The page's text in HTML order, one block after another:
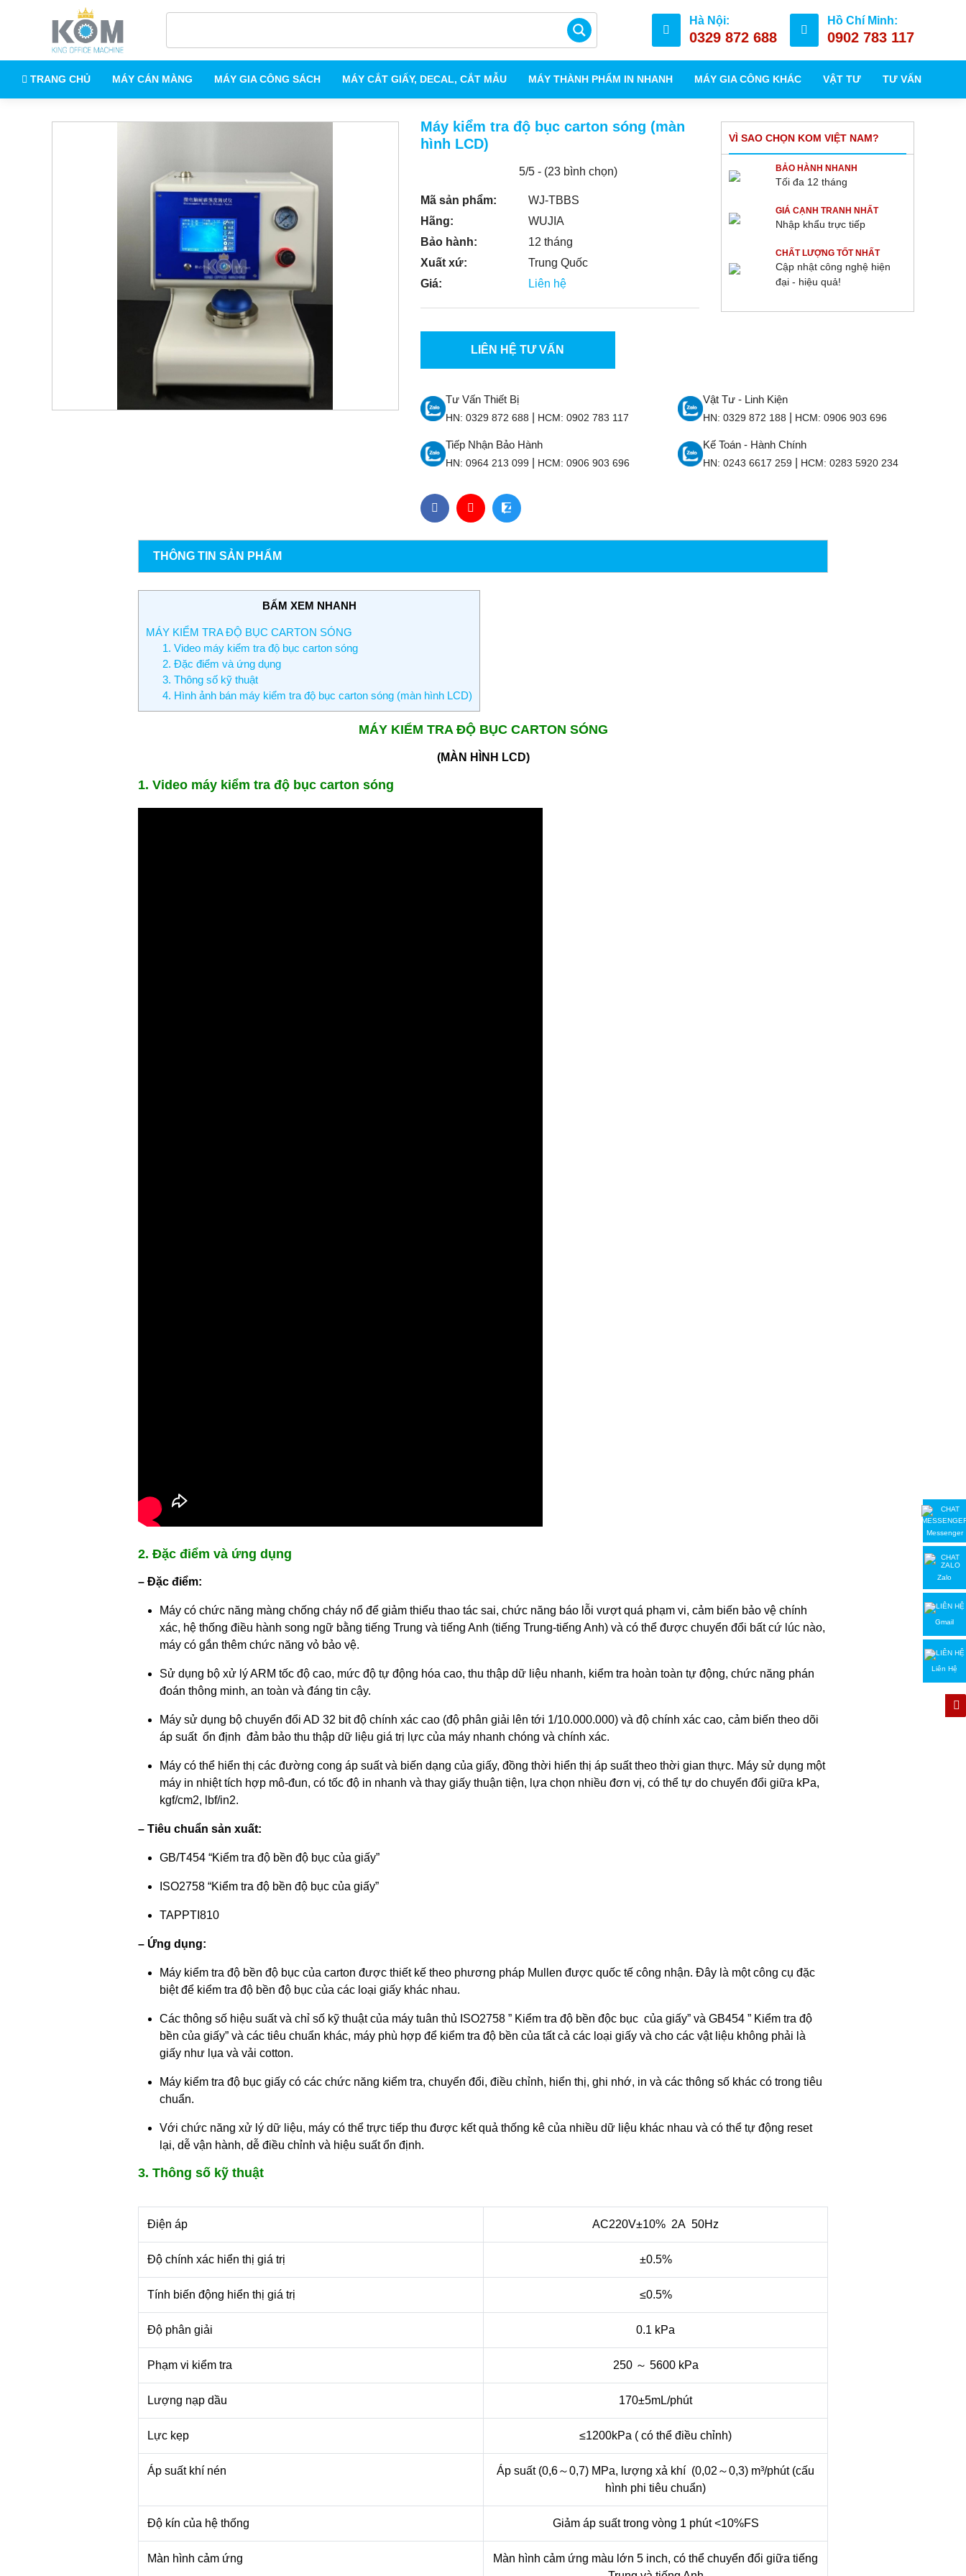
Hà Nội:
0329 872 688
Hồ Chí Minh:
0902 783 117
TRANG CHỦ MÁY CÁN MÀNG MÁY GIA CÔNG SÁCH MÁY CẮT GIẤY, DECAL, CẮT MẪU MÁY THÀNH PHẨM IN NHANH MÁY GIA CÔNG KHÁC VẬT TƯ TƯ VẤN
Máy kiểm tra độ bục carton sóng (màn
hình LCD)
5/5 - (23 bình chọn)
Mã sản phẩm:
WJ-TBBS
Hãng:
WUJIA
Bảo hành:
12 tháng
Xuất xứ:
Trung Quốc
Giá:
Liên hệ
LIÊN HỆ TƯ VẤN
VÌ SAO CHỌN KOM VIỆT NAM?
BẢO HÀNH NHANH
Tối đa 12 tháng
GIÁ CẠNH TRANH NHẤT
Nhập khẩu trực tiếp
CHẤT LƯỢNG TỐT NHẤT
Cập nhật công nghệ hiện
đại - hiệu quả!
Tư Vấn Thiết Bị
HN: 0329 872 688 HCM: 0902 783 117
Vật Tư - Linh Kiện
HN: 0329 872 188 HCM: 0906 903 696
Tiếp Nhận Bảo Hành
HN: 0964 213 099 HCM: 0906 903 696
Kế Toán - Hành Chính
HN: 0243 6617 259 HCM: 0283 5920 234
THÔNG TIN SẢN PHẨM
BẤM XEM NHANH
MÁY KIỂM TRA ĐỘ BỤC CARTON SÓNG
1. Video máy kiểm tra độ bục carton sóng
2. Đặc điểm và ứng dụng
3. Thông số kỹ thuật
4. Hình ảnh bán máy kiểm tra độ bục carton sóng (màn hình LCD)
MÁY KIỂM TRA ĐỘ BỤC CARTON SÓNG
(MÀN HÌNH LCD)
1. Video máy kiểm tra độ bục carton sóng
2. Đặc điểm và ứng dụng
– Đặc điểm:
Máy có chức năng màng chống cháy nổ để giảm thiểu thao tác sai, chức năng báo lỗi vượt quá phạm vi, cảm biến bảo vệ chính
xác, hệ thống điều hành song ngữ bằng tiếng Trung và tiếng Anh (tiếng Trung-tiếng Anh) và có thể được chuyển đổi bất cứ lúc nào,
máy có gắn thêm chức năng vỏ bảo vệ.
Sử dụng bộ xử lý ARM tốc độ cao, mức độ tự động hóa cao, thu thập dữ liệu nhanh, kiểm tra hoàn toàn tự động, chức năng phán
đoán thông minh, an toàn và đáng tin cậy.
Máy sử dụng bộ chuyển đổi AD 32 bit độ chính xác cao (độ phân giải lên tới 1/10.000.000) và độ chính xác cao, cảm biến theo dõi
áp suất ổn định đảm bảo thu thập dữ liệu giá trị lực của máy nhanh chóng và chính xác.
Máy có thể hiển thị các đường cong áp suất và biến dạng của giấy, đồng thời hiển thị áp suất theo thời gian thực. Máy sử dụng một
máy in nhiệt tích hợp mô-đun, có tốc độ in nhanh và thay giấy thuận tiện, lựa chọn nhiều đơn vị, có thể tự do chuyển đổi giữa kPa,
kgf/cm2, lbf/in2.
– Tiêu chuẩn sản xuất:
GB/T454 “Kiểm tra độ bền độ bục của giấy”
ISO2758 “Kiểm tra độ bền độ bục của giấy”
TAPPTI810
– Ứng dụng:
Máy kiểm tra độ bền độ bục của carton được thiết kế theo phương pháp Mullen được quốc tế công nhận. Đây là một công cụ đặc
biệt để kiểm tra độ bền độ bục của các loại giấy khác nhau.
Các thông số hiệu suất và chỉ số kỹ thuật của máy tuân thủ ISO2758 ” Kiểm tra độ bền độc bục của giấy” và GB454 ” Kiểm tra độ
bền của giấy” và các tiêu chuẩn khác, máy phù hợp để kiểm tra độ bền của tất cả các loại giấy và cho các vật liệu không phải là
giấy như lụa và vải cotton.
Máy kiểm tra độ bục giấy có các chức năng kiểm tra, chuyển đổi, điều chỉnh, hiển thị, ghi nhớ, in và các thông số khác có trong tiêu
chuẩn.
Với chức năng xử lý dữ liệu, máy có thể trực tiếp thu được kết quả thống kê của nhiều dữ liệu khác nhau và có thể tự động reset
lại, dễ vận hành, dễ điều chỉnh và hiệu suất ổn định.
3. Thông số kỹ thuật
Điện áp AC220V±10% 2A 50Hz
Độ chính xác hiển thị giá trị ±0.5%
Tính biến động hiển thị giá trị ≤0.5%
Độ phân giải 0.1 kPa
Phạm vi kiểm tra 250 ～ 5600 kPa
Lượng nạp dầu 170±5mL/phút
Lực kẹp ≤1200kPa ( có thể điều chỉnh)
Áp suất khí nén
Áp suất (0,6～0,7) MPa, lượng xả khí (0,02～0,3) m³/phút (cấu
hình phi tiêu chuẩn)
Độ kín của hệ thống Giảm áp suất trong vòng 1 phút <10%FS
Màn hình cảm ứng
Màn hình cảm ứng màu lớn 5 inch, có thể chuyển đổi giữa tiếng
Messenger
Zalo
Gmail
Liên Hệ